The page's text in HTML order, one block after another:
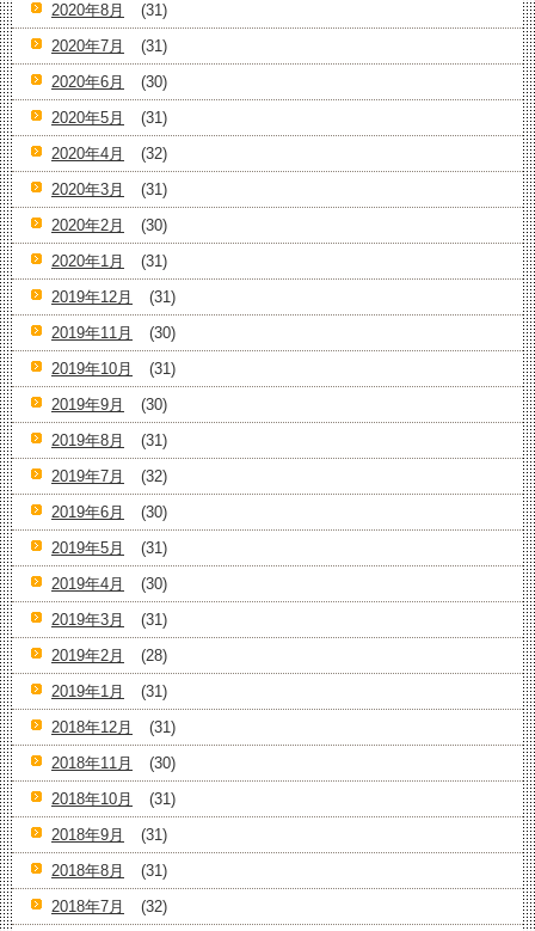
2020年8月
(31)
2020年7月
(31)
2020年6月
(30)
2020年5月
(31)
2020年4月
(32)
2020年3月
(31)
2020年2月
(30)
2020年1月
(31)
2019年12月
(31)
2019年11月
(30)
2019年10月
(31)
2019年9月
(30)
2019年8月
(31)
2019年7月
(32)
2019年6月
(30)
2019年5月
(31)
2019年4月
(30)
2019年3月
(31)
2019年2月
(28)
2019年1月
(31)
2018年12月
(31)
2018年11月
(30)
2018年10月
(31)
2018年9月
(31)
2018年8月
(31)
2018年7月
(32)